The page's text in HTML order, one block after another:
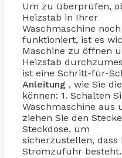
Um zu überprüfen,
Heizstab in Ihrer
Waschmaschine noch
funktioniert, ist es
Maschine zu öffnen
Heizstab
ist eine Schritt-für-
Anleitung , wie Sie
können: 1. Schalten
Waschmaschine aus
ziehen Sie den
Steckdose, um
sicherzustellen, dass
Stromzufuhr besteht.